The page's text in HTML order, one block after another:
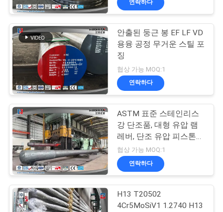
PRIVACY
POLICY
연락하다
안출된 둥근 봉 EF LF VD
용융 공정 무거운 스틸 포
징
협상 가능 MOQ:1
연락하다
ASTM 표준 스테인리스
강 단조품, 대형 유압 램
레버, 단조 유압 피스톤
로드, 타이 로드,
협상 가능 MOQ:1
연락하다
H13 T20502
4Cr5MoSiV1 1.2740 H13